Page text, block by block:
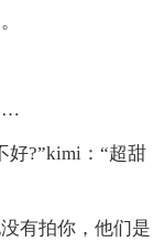
好?”kimi：“超甜
有拍你，他们是